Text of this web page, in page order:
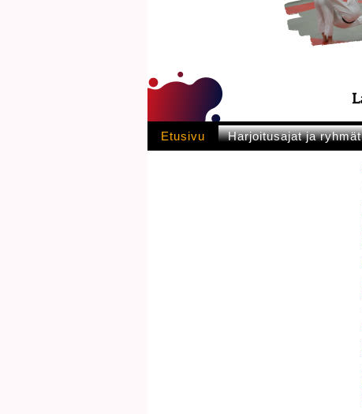
Etusivu Harjoitusajat ja ryhmät